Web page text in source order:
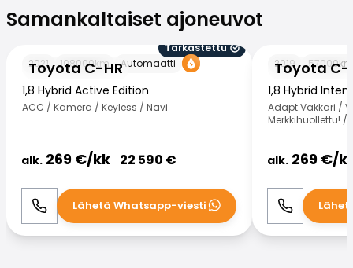
Samankaltaiset ajoneuvot
Toyota C-HR
Tarkastettu
2021
108000km Automaatti
1,8 Hybrid Active Edition
ACC / Kamera / Keyless / Navi
alk. 269 €/kk 22 590 €
Soita WhatsApp
Lähetä Whatsapp-viesti
Toyota C-
2019 57000km
1,8 Hybrid
Adapt.Vakkari /
Merkkihuollettu!
alk. 269 €/
Soita